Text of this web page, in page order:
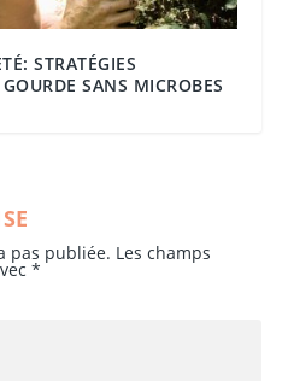
STRATÉGIES
SANS MICROBES
pas publiée. Les champs
*